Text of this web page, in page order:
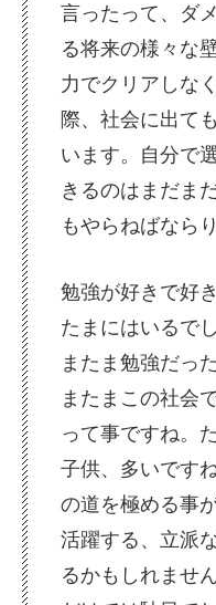
言ったって、ダ
る将来の様々な
力でクリアしな
際、社会に出て
います。自分で
きるのはまだま
もやらねばなら
勉強が好きで好
たまにはいるで
またま勉強だっ
またまこの社会
って事ですね。
子供、多いです
の道を極める事
活躍する、立派
るかもしれませ